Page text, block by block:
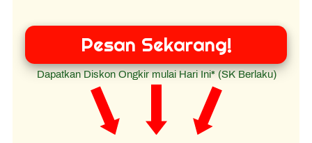
Pesan Sekarang!
Dapatkan Diskon Ongkir mulai Hari Ini* (SK Berlaku)